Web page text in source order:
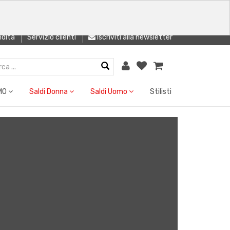
Servizio clienti Iscriviti alla newsletter
Saldi Donna Saldi Uomo Stilisti